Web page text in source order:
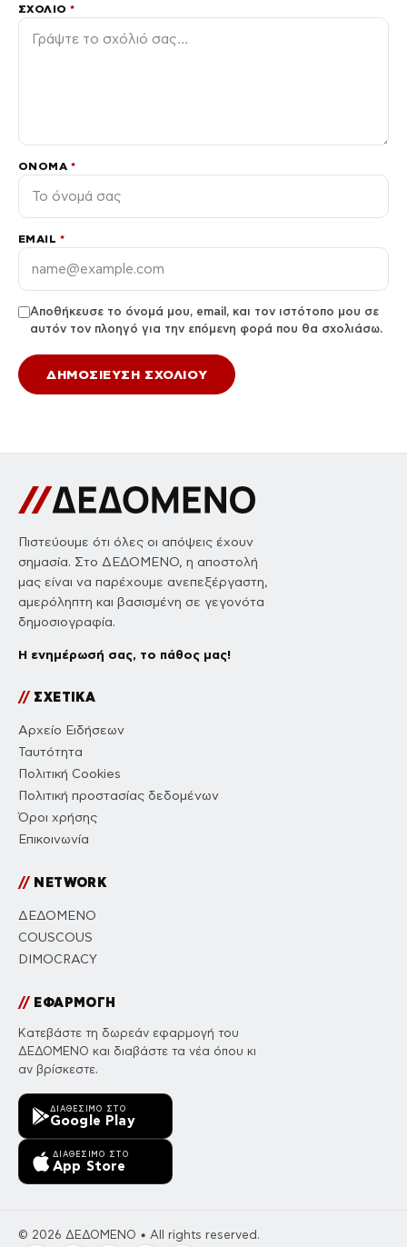
ΣΧΌΛΙΟ*
ΌΝΟΜΑ *
EMAIL *
Αποθήκευσε το όνομά μου, email, και τον ιστότοπο μου σε
αυτόν τον πλοηγό για την επόμενη φορά που θα σχολιάσω.
Πιστεύουμε ότι όλες οι απόψεις έχουν
σημασία. Στο ΔΕΔΟΜΕΝΟ, η αποστολή
μας είναι να παρέχουμε ανεπεξέργαστη,
αμερόληπτη και βασισμένη σε γεγονότα
δημοσιογραφία.
Η ενημέρωσή σας, το πάθος μας!
//ΣΧΕΤΙΚΑ
Αρχείο Ειδήσεων
Ταυτότητα
Πολιτική Cookies
Πολιτική προστασίας δεδομένων
Όροι χρήσης
Επικοινωνία
//NETWORK
ΔΕΔΟΜΕΝΟ
COUSCOUS
DIMOCRACY
//ΕΦΑΡΜΟΓΗ
Κατεβάστε τη δωρεάν εφαρμογή του
ΔΕΔΟΜΕΝΟ και διαβάστε τα νέα όπου κι
αν βρίσκεστε.
ΔΙΑΘΈΣΙΜΟ ΣΤΟ
Google Play
ΔΙΑΘΈΣΙΜΟ ΣΤΟ
App Store
© 2026 ΔΕΔΟΜΕΝΟ • All rights reserved.